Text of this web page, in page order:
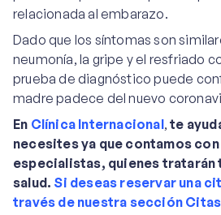
relacionada al embarazo.
Dado que los síntomas son
neumonía, la gripe y el resfriado
prueba de diagnóstico puede
madre padece del nuevo
En Clínica Internacional,te
necesites ya que contamos
especialistas, quienes tratarán
salud. Si deseas reservar una
través de nuestra sección Citas